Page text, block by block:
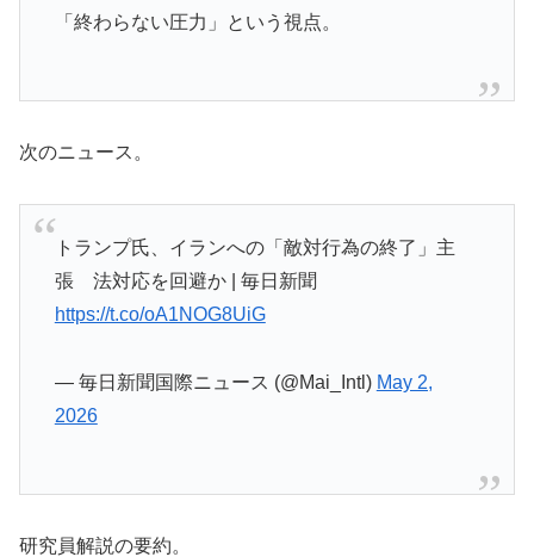
「終わらない圧力」という視点。
次のニュース。
トランプ氏、イランへの「敵対行為の終了」主
張 法対応を回避か | 毎日新聞
https://t.co/oA1NOG8UiG
— 毎日新聞国際ニュース (@Mai_Intl) May 2,
2026
研究員解説の要約。